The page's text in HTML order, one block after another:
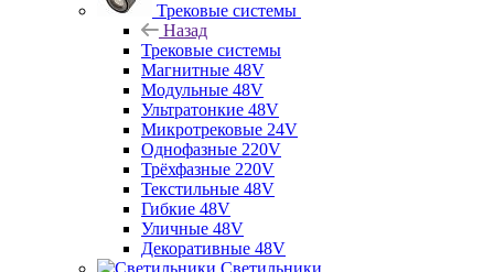
Трековые системы
Назад
Трековые системы
Магнитные 48V
Модульные 48V
Ультратонкие 48V
Микротрековые 24V
Однофазные 220V
Трёхфазные 220V
Текстильные 48V
Гибкие 48V
Уличные 48V
Декоративные 48V
Светильники